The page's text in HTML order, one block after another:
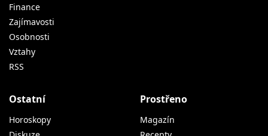
Finance
Zajímavosti
Osobnosti
Vztahy
RSS
Ostatní
Horoskopy
Prostřeno
Magazín